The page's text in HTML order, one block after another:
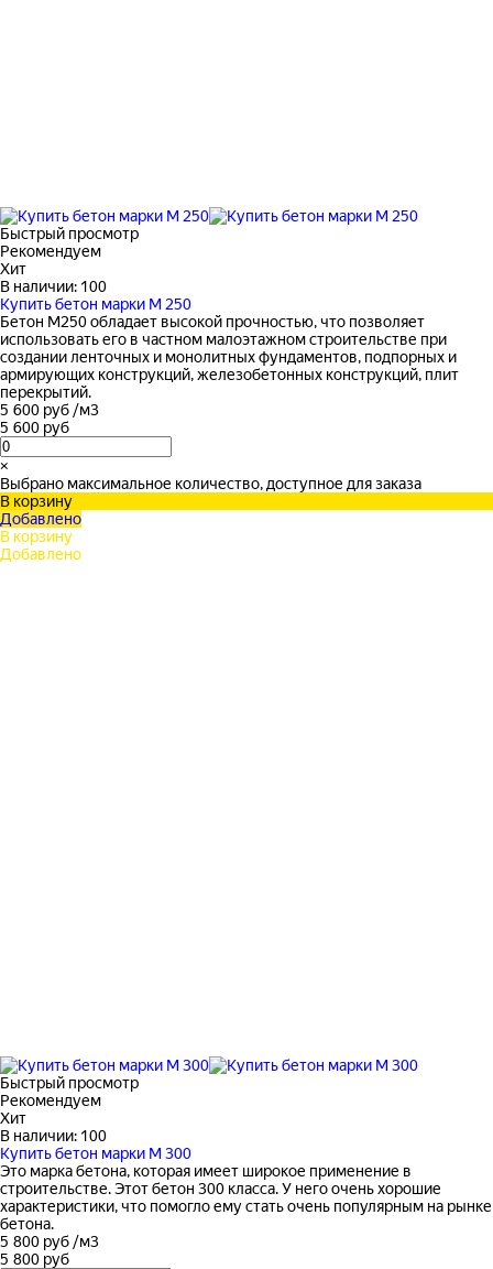
Быстрый просмотр
Рекомендуем
Хит
В наличии: 100
Купить бетон марки М 250
Бетон М250 обладает высокой прочностью, что позволяет
использовать его в частном малоэтажном строительстве при
создании ленточных и монолитных фундаментов, подпорных и
армирующих конструкций, железобетонных конструкций, плит
перекрытий.
5 600 руб /м3
5 600 руб
×
Выбрано максимальное количество, доступное для заказа
В корзину
Добавлено
В корзину
Добавлено
Быстрый просмотр
Рекомендуем
Хит
В наличии: 100
Купить бетон марки М 300
Это марка бетона, которая имеет широкое применение в
строительстве. Этот бетон 300 класса. У него очень хорошие
характеристики, что помогло ему стать очень популярным на рынке
бетона.
5 800 руб /м3
5 800 руб